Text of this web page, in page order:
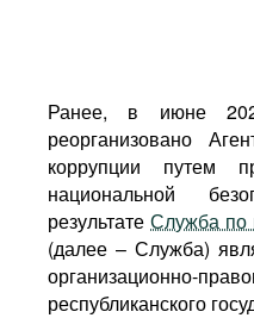
Ранее, в июне
реорганизовано
коррупции путем
национальной
результате Служба по
(далее – Служба)
республиканского